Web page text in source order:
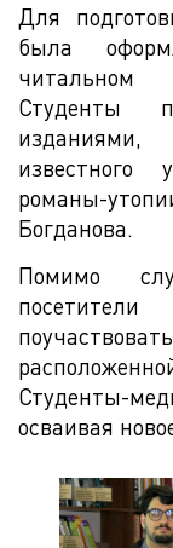
Для
была
читальном
Студенты
романы-
Богданова.
Помимо
Студенты-
осваивая